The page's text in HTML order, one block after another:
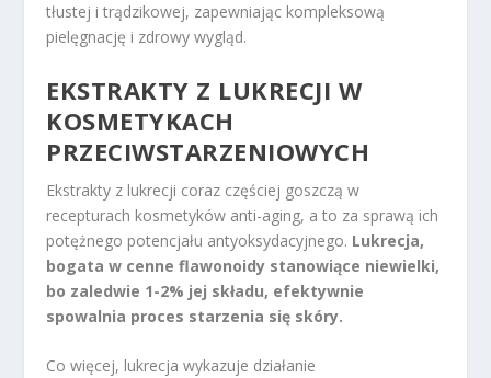
tłustej i trądzikowej, zapewniając kompleksową
pielęgnację i zdrowy wygląd.
EKSTRAKTY Z LUKRECJI W
KOSMETYKACH
PRZECIWSTARZENIOWYCH
Ekstrakty z lukrecji coraz częściej goszczą w
recepturach kosmetyków anti-aging, a to za sprawą ich
potężnego potencjału antyoksydacyjnego. Lukrecja,
bogata w cenne flawonoidy stanowiące niewielki,
bo zaledwie 1-2% jej składu, efektywnie
spowalnia proces starzenia się skóry.
Co więcej, lukrecja wykazuje działanie